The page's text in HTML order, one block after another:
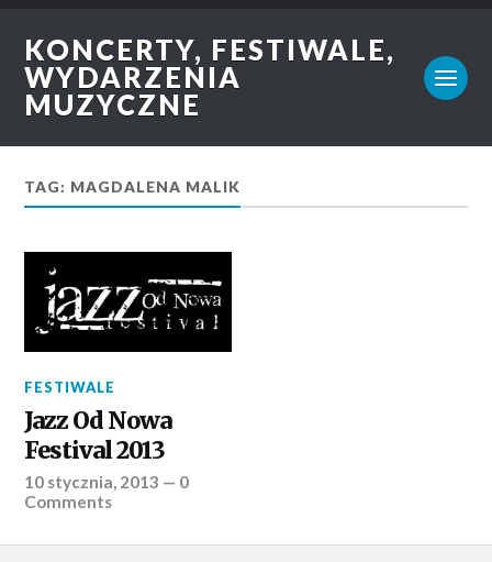
KONCERTY, FESTIWALE,
WYDARZENIA
MUZYCZNE
TAG: MAGDALENA MALIK
FESTIWALE
Jazz Od Nowa
Festival 2013
10 stycznia, 2013 — 0
Comments